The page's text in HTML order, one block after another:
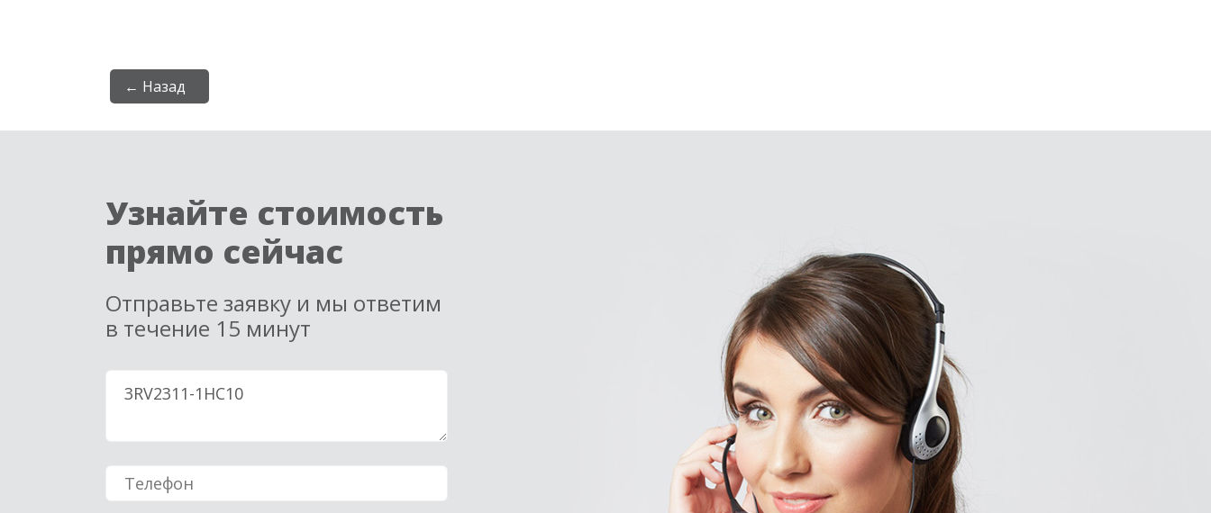
← Назад
Узнайте стоимость
прямо сейчас
Отправьте заявку и мы ответим
в течение 15 минут